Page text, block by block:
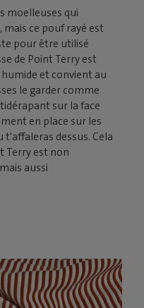
moelleuses qui
ce pouf rayé est
pour être utilisé
de Point Terry est
et convient au
le garder comme
sur la face
en place sur les
t'affaleras dessus. Cela
Terry est non
aussi